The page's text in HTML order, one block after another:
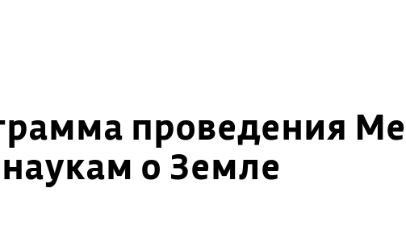
проведения
о Земле